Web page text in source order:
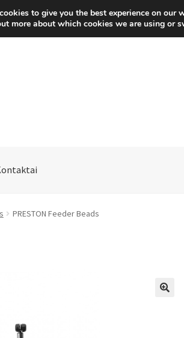
PRESTON Feeder Beads
to give you the best experience on our
more about which cookies we are using or